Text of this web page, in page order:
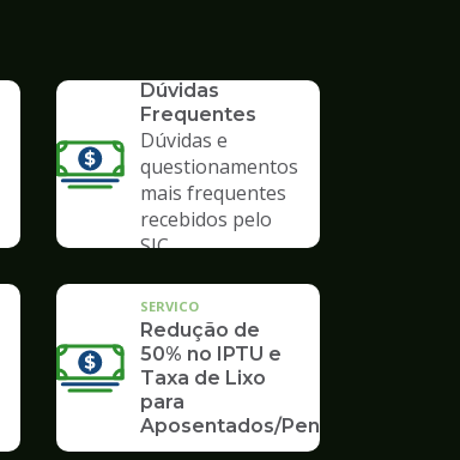
Dúvidas
Frequentes
Dúvidas e
questionamentos
mais frequentes
recebidos pelo
SIC
SERVICO
Redução de
50% no IPTU e
Taxa de Lixo
para
Aposentados/Pensionistas